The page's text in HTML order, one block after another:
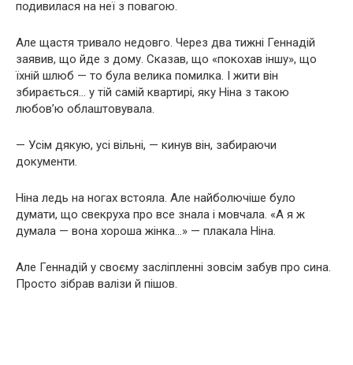
подивилася на неї з повагою.
Але щастя тривало недовго. Через два тижні Геннадій
заявив, що йде з дому. Сказав, що «покохав іншу», що
їхній шлюб — то була велика помилка. І жити він
збирається… у тій самій квартирі, яку Ніна з такою
любов’ю облаштовувала.
— Усім дякую, усі вільні, — кинув він, забираючи
документи.
Ніна ледь на ногах встояла. Але найболючіше було
думати, що свекруха про все знала і мовчала. «А я ж
думала — вона хороша жінка…» — плакала Ніна.
Але Геннадій у своєму засліпленні зовсім забув про сина.
Просто зібрав валізи й пішов.